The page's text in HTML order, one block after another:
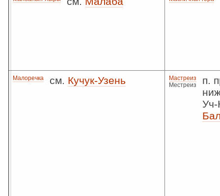
Малоречка см. Кучук-Узень
Мастреиз
Местреиз
п.